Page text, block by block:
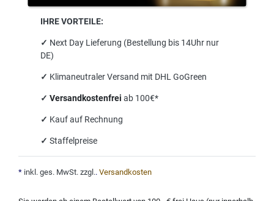
IHRE VORTEILE:
✓ Next Day Lieferung (Bestellung bis 14Uhr nur
DE)
✓ Klimaneutraler Versand mit DHL GoGreen
✓ Versandkostenfrei ab 100€*
✓ Kauf auf Rechnung
✓ Staffelpreise
* inkl. ges. MwSt. zzgl.. Versandkosten